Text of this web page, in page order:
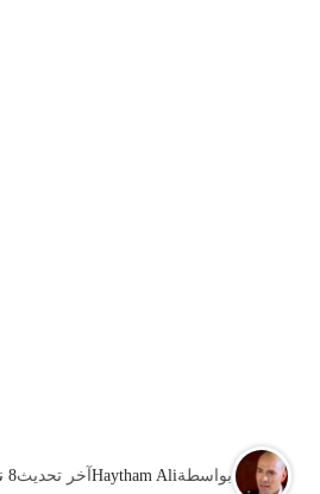
بواسطةHaytham Aliآخر تحديث8 نوفمبر 2023 - 10:44م